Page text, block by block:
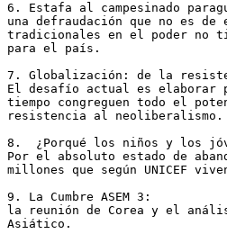
6. Estafa al campesinado
una defraudación que no es
tradicionales en el poder no
para el país.
7. Globalización: de la
El desafío actual es elaborar
tiempo congreguen todo el
resistencia al neoliberalismo.
8.  ¿Porqué los niños y los
Por el absoluto estado de
millones que según UNICEF
9. La Cumbre ASEM 3:
la reunión de Corea y el
Asiático.